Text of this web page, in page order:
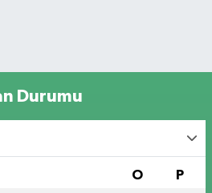
Durumu
O P